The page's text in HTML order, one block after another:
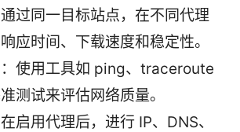
过同一目标站点，在不同代理
应时间、下载速度和稳定性。
使用工具如 ping、traceroute
测试来评估网络质量。
启用代理后，进行 IP、DNS、